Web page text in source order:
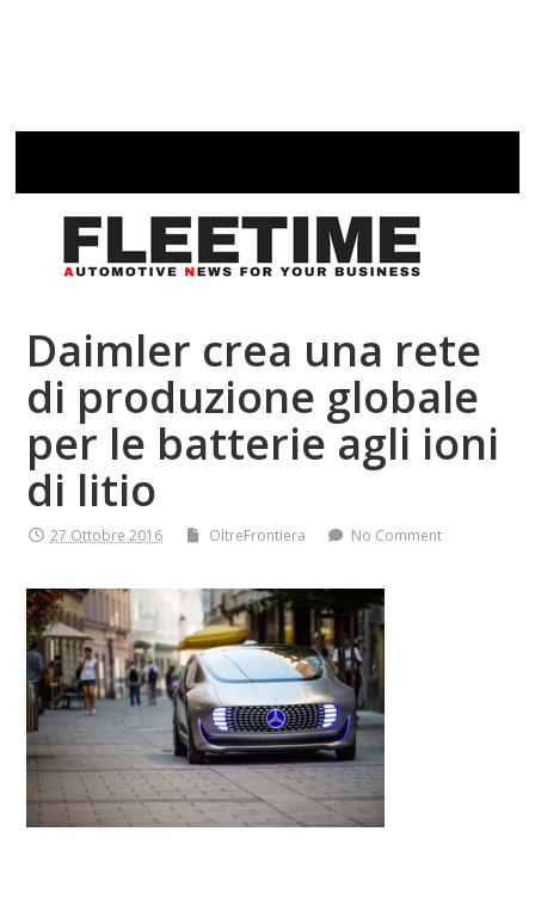
Daimler crea una rete
di produzione globale
per le batterie agli ioni
di litio
27 Ottobre 2016 OltreFrontiera No Comment